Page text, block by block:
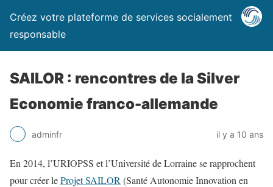
Créez votre plateforme de services socialement
responsable
SAILOR : rencontres de la Silver
Economie franco-allemande
adminfr il y a 10 ans
En 2014, l’URIOPSS et l’Université de Lorraine se rapprochent
pour créer leProjet SAILOR (Santé Autonomie Innovation en